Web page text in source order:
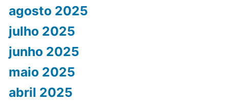
agosto 2025
julho 2025
junho 2025
maio 2025
abril 2025